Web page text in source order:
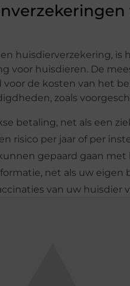
huisdierverzekering, is
voor huisdieren. De
de kosten van het
zoals
betaling, net als een
risico per jaar of per
gepaard gaan met
net als uw eigen
van uw huisdier